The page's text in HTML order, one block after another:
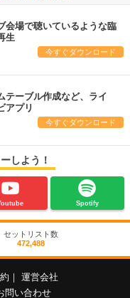
会場で聴いているような臨
生
今すぐダウンロード
テーブル作成など、ライ
アプリ
今すぐダウンロード
しよう！
Spotify
セットリスト数
472,488
運営会社
問い合わせ